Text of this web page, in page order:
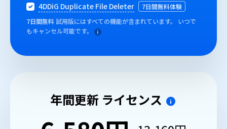
4DDiG Duplicate File Deleter
7日間無料体験
7日間無料試用版にはすべての機能が含まれています。 いつで
もキャンセル可能です。
年間更新 ライセンス